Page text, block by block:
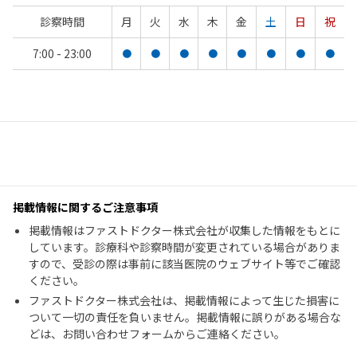
診察時間 月 火 水 木 金 土 日
祝
7:00 - 23:00
● ● ● ● ● ● ● ●
掲載情報に関するご注意事項
掲載情報はファストドクター株式会社が収集した情報をもとに
しています。診療科や診察時間が変更されている場合がありま
すので、受診の際は事前に該当医院のウェブサイト等でご確認
ください。
ファストドクター株式会社は、掲載情報によって生じた損害に
ついて一切の責任を負いません。掲載情報に誤りがある場合な
どは、お問い合わせフォームからご連絡ください。